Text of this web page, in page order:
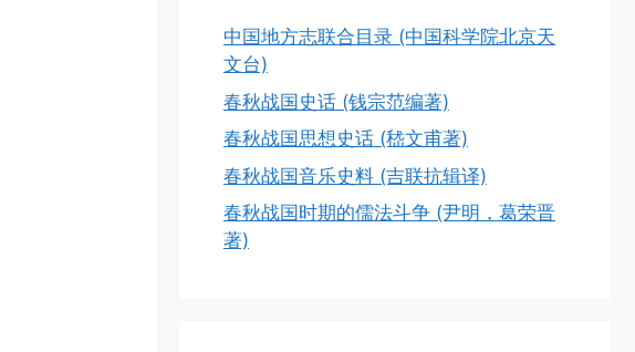
中国地方志联合目录 (中国科学院北京天
文台)
春秋战国史话 (钱宗范编著)
春秋战国思想史话 (嵇文甫著)
春秋战国音乐史料 (吉联抗辑译)
春秋战国时期的儒法斗争 (尹明，葛荣晋
著)